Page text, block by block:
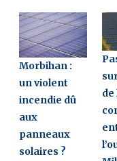
Morbihan :
un violent
incendie dû
aux
panneaux
solaires ?
de